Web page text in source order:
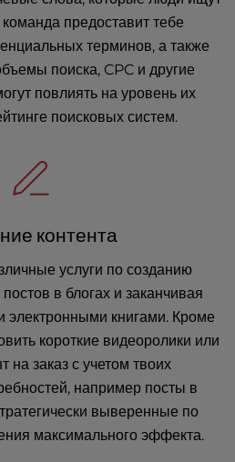
предоставит тебе
терминов, а также
поиска, CPC и другие
повлиять на уровень их
поисковых систем.
контента
услуги по созданию
в блогах и заканчивая
электронными книгами. Кроме
короткие видеоролики или
на заказ с учетом твоих
например посты в
выверенные по
максимального эффекта.